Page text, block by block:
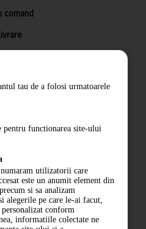
comand
produselor
si conditii
tau de a folosi urmatoarele
pentru functionarea site-ului
utilizatorii care
este un anumit element din
si sa analizam
alegerile pe care le-ai facut,
conform
informatiile colectate ne